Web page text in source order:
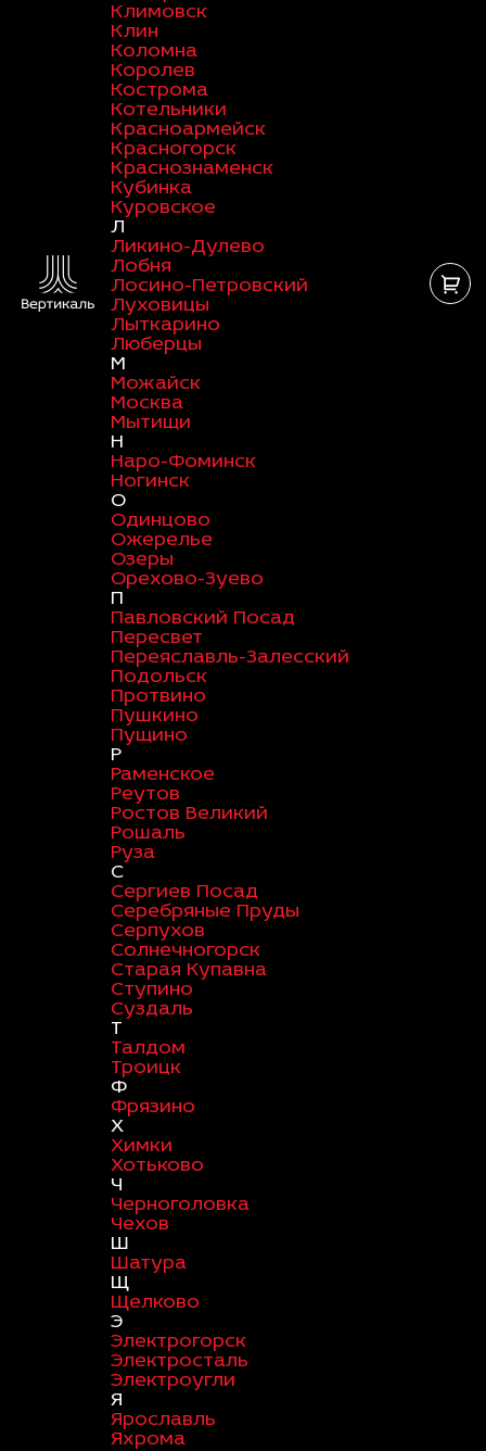
Климовск
Клин
Коломна
Королев
Кострома
Котельники
Красноармейск
Красногорск
Краснознаменск
Кубинка
Куровское
Л
Ликино-Дулево
Лобня
Лосино-Петровский
Луховицы
Лыткарино
Люберцы
М
Можайск
Москва
Мытищи
Н
Наро-Фоминск
Ногинск
О
Одинцово
Ожерелье
Озеры
Орехово-Зуево
П
Павловский Посад
Пересвет
Переяславль-Залесский
Подольск
Протвино
Пушкино
Пущино
Р
Раменское
Реутов
Ростов Великий
Рошаль
Руза
С
Сергиев Посад
Серебряные Пруды
Серпухов
Солнечногорск
Старая Купавна
Ступино
Суздаль
Т
Талдом
Троицк
Ф
Фрязино
Х
Химки
Хотьково
Ч
Черноголовка
Чехов
Ш
Шатура
Щ
Щелково
Э
Электрогорск
Электросталь
Электроугли
Я
Ярославль
Яхрома